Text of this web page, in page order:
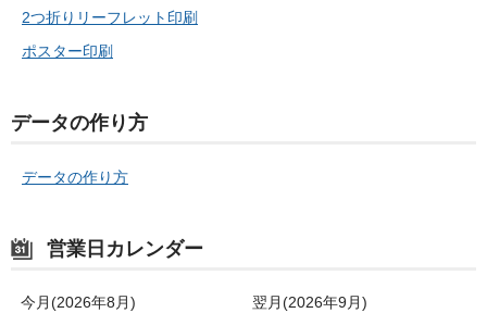
2つ折りリーフレット印刷
ポスター印刷
データの作り方
データの作り方
営業日カレンダー
今月(2026年8月)
翌月(2026年9月)